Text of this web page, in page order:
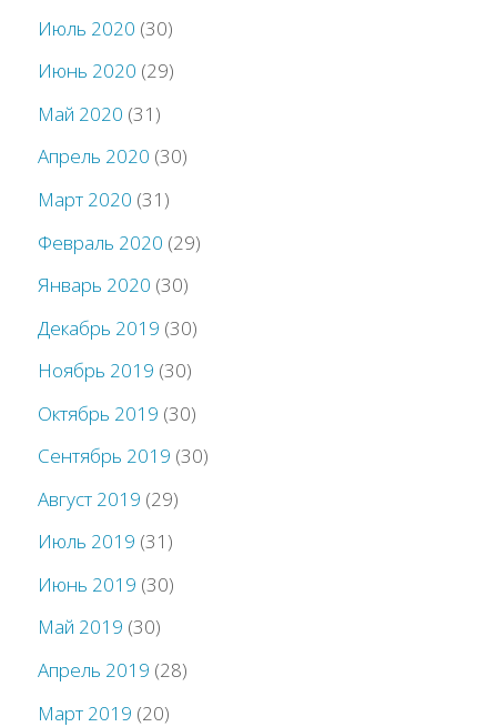
Июль 2020 (30)
Июнь 2020 (29)
Май 2020 (31)
Апрель 2020 (30)
Март 2020 (31)
Февраль 2020 (29)
Январь 2020 (30)
Декабрь 2019 (30)
Ноябрь 2019 (30)
Октябрь 2019 (30)
Сентябрь 2019 (30)
Август 2019 (29)
Июль 2019 (31)
Июнь 2019 (30)
Май 2019 (30)
Апрель 2019 (28)
Март 2019 (20)